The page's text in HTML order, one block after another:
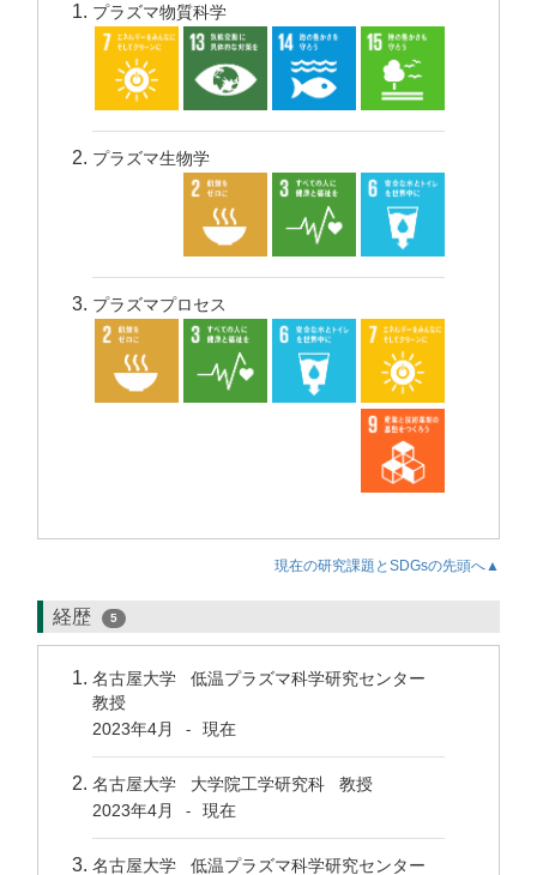
プラズマ物質科学
プラズマ生物学
プラズマプロセス
現在の研究課題とSDGsの先頭へ▲
経歴 5
名古屋大学 低温プラズマ科学研究センター
教授
2023年4月
- 現在
名古屋大学 大学院工学研究科 教授
2023年4月
- 現在
名古屋大学 低温プラズマ科学研究センター